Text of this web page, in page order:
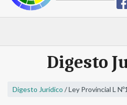
Digesto
Digesto Jurídico / Ley Provincial L